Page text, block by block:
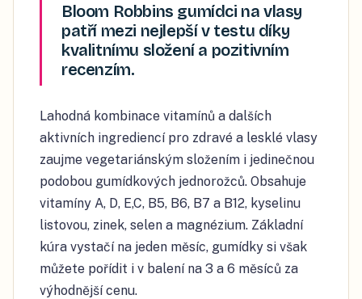
Bloom Robbins gumídci na vlasy
patří mezi nejlepší v testu díky
kvalitnímu složení a pozitivním
recenzím.
Lahodná kombinace vitamínů a dalších
aktivních ingrediencí pro zdravé a lesklé vlasy
zaujme vegetariánským složením i jedinečnou
podobou gumídkových jednorožců. Obsahuje
vitamíny A, D, E,C, B5, B6, B7 a B12, kyselinu
listovou, zinek, selen a magnézium. Základní
kúra vystačí na jeden měsíc, gumídky si však
můžete pořídit i v balení na 3 a 6 měsíců za
výhodnější cenu.